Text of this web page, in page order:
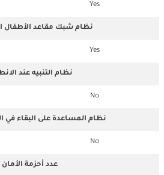
Yes
نظام شبك مقاعد الأطفال
Yes
نظام التنبيه عند
No
نظام المساعدة على البقاء في
No
عدد أحزمة الأمان